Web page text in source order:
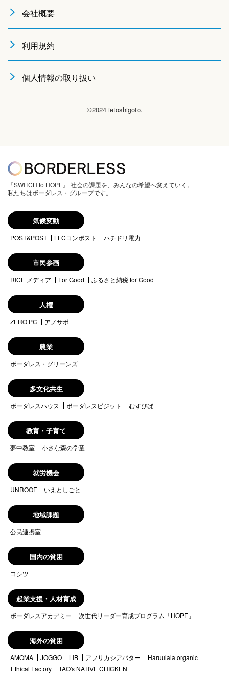
会社概要
利用規約
個人情報の取り扱い
©2024 ietoshigoto.
『SWITCH to HOPE』 社会の課題を、みんなの希望へ変えていく。
私たちはボーダレス・グループです。
気候変動
POST&POST LFCコンポスト ハチドリ電力
市民参画
RICE メディア For Good ふるさと納税 for Good
人権
ZERO PC アノサポ
農業
ボーダレス・グリーンズ
多文化共生
ボーダレスハウス ボーダレスビジット むすびば
教育・子育て
夢中教室 小さな森の学童
就労機会
UNROOF いえとしごと
地域課題
公民連携室
国内の貧困
コシツ
起業支援・人材育成
ボーダレスアカデミー 次世代リーダー育成プログラム「HOPE」
海外の貧困
AMOMA JOGGO LIB アフリカシアバター
Haruulala organic
Ethical Factory
TAO's NATIVE CHICKEN